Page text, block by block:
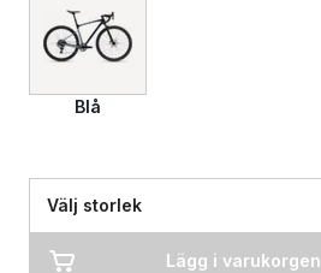
Blå
Välj storlek
Lägg i varukorgen